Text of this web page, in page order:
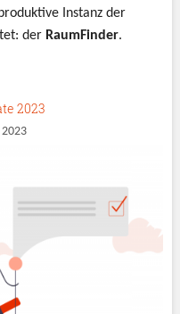
Instanz der
der RaumFinder.
2023
2023